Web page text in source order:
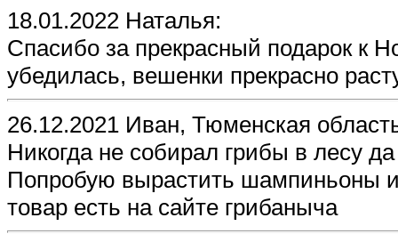
18.01.2022 Наталья:
Спасибо за прекрасный подарок к
убедилась, вешенки прекрасно
26.12.2021 Иван, Тюменская
Никогда не собирал грибы в лесу
Попробую вырастить шампиньоны
товар есть на сайте грибаныча